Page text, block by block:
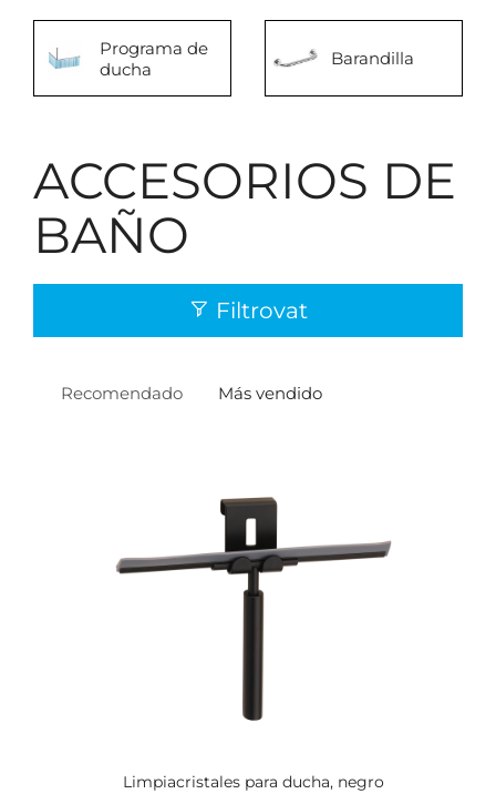
Programa de
ducha
Barandilla
ACCESORIOS DE
BAÑO
Filtrovat
Recomendado Más vendido
Limpiacristales para ducha, negro